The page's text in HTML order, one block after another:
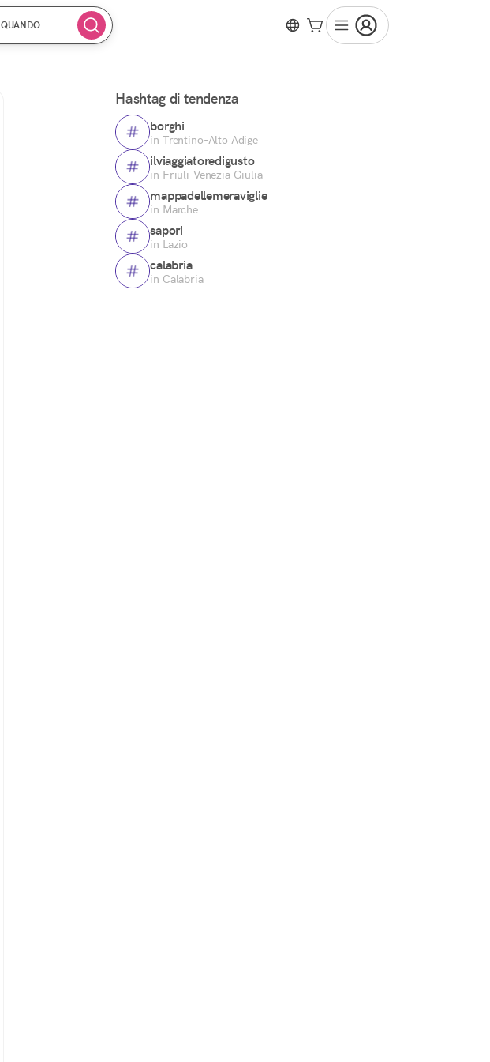
QUANDO
Hashtag di tendenza
borghi
in Trentino-Alto Adige
ilviaggiatoredigusto
in Friuli-Venezia Giulia
mappadellemeraviglie
in Marche
sapori
in Lazio
calabria
in Calabria